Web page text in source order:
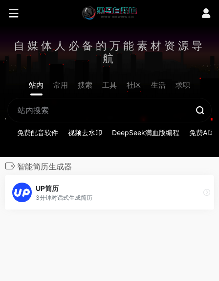
自媒体人必备的万能素材资源导
航
站内 常用 搜索 工具 社区 生活 求职
免费配音软件 视频去水印 DeepSeek满血版编程 免费AI写
智能简历生成器
UP简历
3分钟对话式生成简历